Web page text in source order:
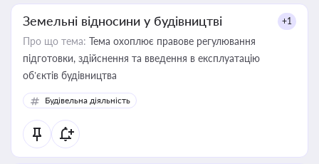
Земельні відносини у будівництві +1
Про що тема: Тема охоплює правове регулювання
підготовки, здійснення та введення в експлуатацію
об’єктів будівництва
Будівельна діяльність